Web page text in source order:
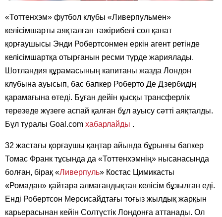
«Тоттенхэм» футбол клубы «Ливерпульмен»
келісімшарты аяқталған тәжірибелі сол қанат
қорғаушысы Энди Робертсонмен еркін агент ретінде
келісімшартқа отырғанын ресми түрде жариялады.
Шотландия құрамасының капитаны жазда Лондон
клубына ауысып, бас бапкер Роберто Де Дзербидің
қарамағына өтеді. Бұған дейін қысқы трансферлік
терезеде жүзеге аспай қалған бұл ауысу сәтті аяқталды.
Бұл туралы Goal.com хабарлайды .
32 жастағы қорғаушы қаңтар айында бұрынғы бапкер
Томас Франк тұсында да «Тоттенхэмнің» нысанасында
болған, бірақ «Ливерпуль» Костас Цимикасты
«Ромадан» қайтара алмағандықтан келісім бұзылған еді.
Енді Робертсон Мерсисайдтағы тоғыз жылдық жарқын
карьерасынан кейін Солтүстік Лондонға аттанады. Ол